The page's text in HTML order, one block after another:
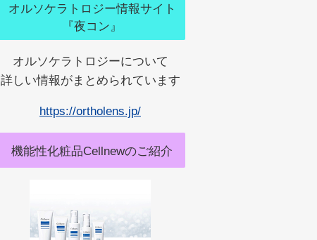
オルソケラトロジー情報サイト
『夜コン』
オルソケラトロジーについて
詳しい情報がまとめられています
https://ortholens.jp/
機能性化粧品Cellnewのご紹介